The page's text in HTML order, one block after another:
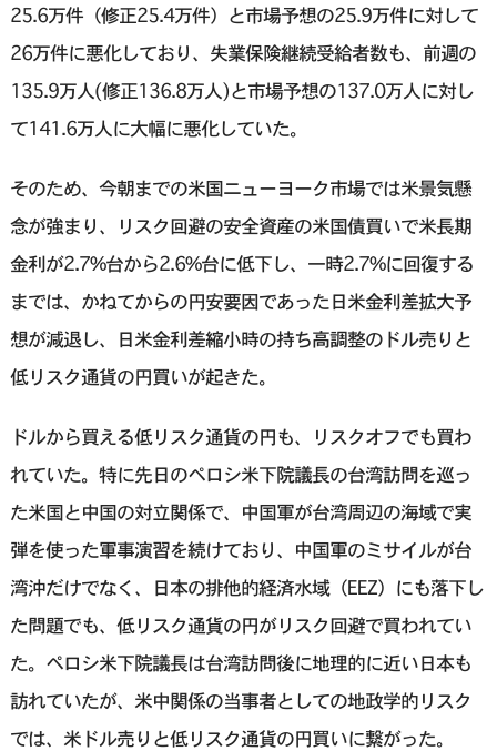
25.6万件（修正25.4万件）と市場予想の25.9万件に対して
26万件に悪化しており、失業保険継続受給者数も、前週の
135.9万人(修正136.8万人)と市場予想の137.0万人に対し
て141.6万人に大幅に悪化していた。
そのため、今朝までの米国ニューヨーク市場では米景気懸
念が強まり、リスク回避の安全資産の米国債買いで米長期
金利が2.7%台から2.6%台に低下し、一時2.7%に回復する
までは、かねてからの円安要因であった日米金利差拡大予
想が減退し、日米金利差縮小時の持ち高調整のドル売りと
低リスク通貨の円買いが起きた。
ドルから買える低リスク通貨の円も、リスクオフでも買わ
れていた。特に先日のペロシ米下院議長の台湾訪問を巡っ
た米国と中国の対立関係で、中国軍が台湾周辺の海域で実
弾を使った軍事演習を続けており、中国軍のミサイルが台
湾沖だけでなく、日本の排他的経済水域（EEZ）にも落下し
た問題でも、低リスク通貨の円がリスク回避で買われてい
た。ペロシ米下院議長は台湾訪問後に地理的に近い日本も
訪れていたが、米中関係の当事者としての地政学的リスク
では、米ドル売りと低リスク通貨の円買いに繋がった。